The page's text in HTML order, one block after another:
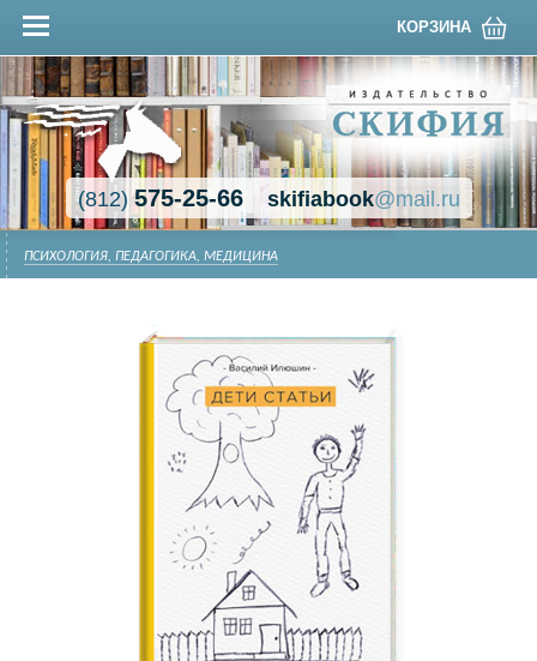
КОРЗИНА
(812)575-25-66 skifiabook@mail.ru
ПСИХОЛОГИЯ, ПЕДАГОГИКА, МЕДИЦИНА